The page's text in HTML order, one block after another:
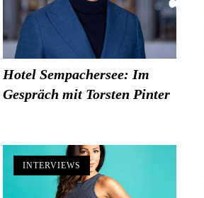
Hotel Sempachersee: Im
Gespräch mit Torsten Pinter
INTERVIEWS